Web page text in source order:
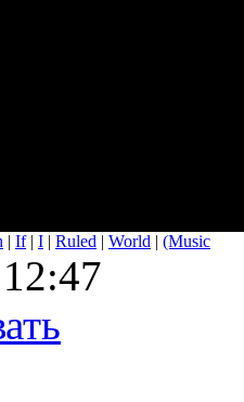
| If| I | Ruled | World | (Music